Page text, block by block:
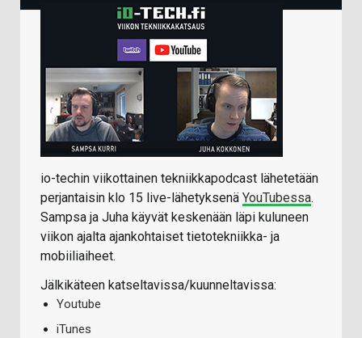
io-techin viikottainen tekniikkapodcast lähetetään
perjantaisin klo 15 live-lähetyksenä YouTubessa.
Sampsa ja Juha käyvät keskenään läpi kuluneen
viikon ajalta ajankohtaiset tietotekniikka- ja
mobiiliaiheet.
Jälkikäteen katseltavissa/kuunneltavissa:
Youtube
iTunes